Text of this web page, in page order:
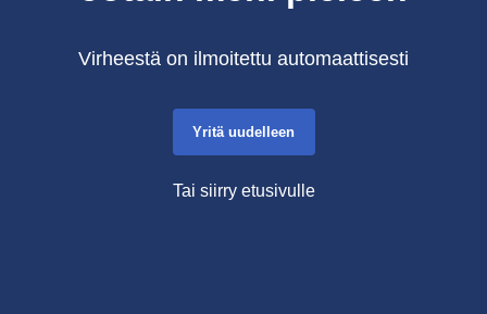
Virheestä on ilmoitettu automaattisesti
Yritä uudelleen
Tai siirry etusivulle